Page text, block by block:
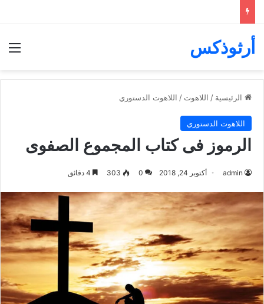
أرثوذكس
الرئيسية / اللاهوت / اللاهوت الدستوري
اللاهوت الدستوري
الرموز فى كتاب المجموع الصفوى
admin أكتوبر 24, 2018 0
303